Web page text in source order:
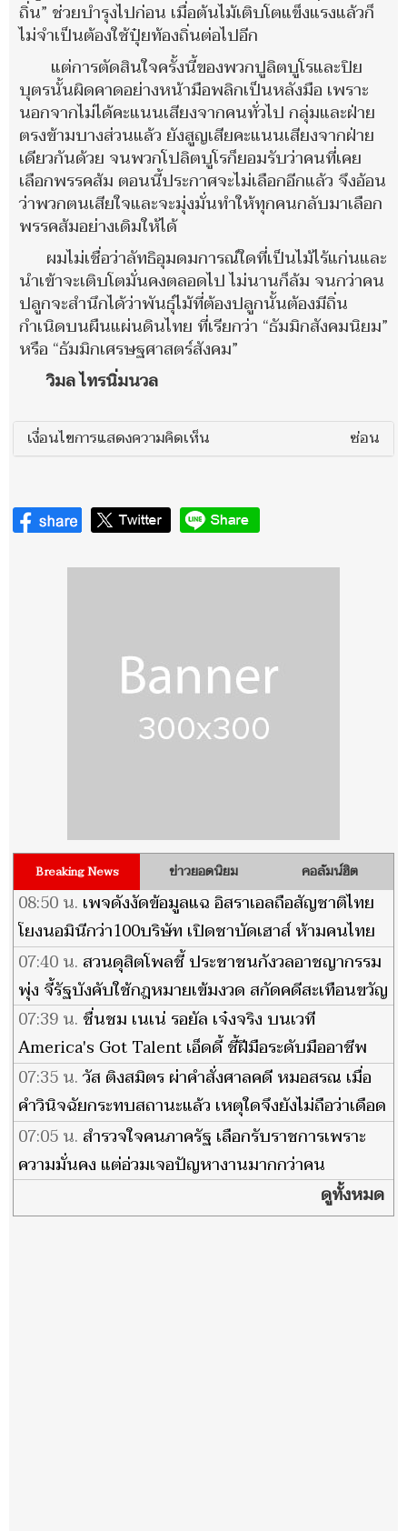
ถิ่น” ช่วยบำรุงไปก่อน เมื่อต้นไม้เติบโตแข็งแรงแล้วก็
ไม่จำเป็นต้องใช้ปุ๋ยท้องถิ่นต่อไปอีก
แต่การตัดสินใจครั้งนี้ของพวกปูลิตบูโรและปิย
บุตรนั้นผิดคาดอย่างหน้ามือพลิกเป็นหลังมือ เพราะ
นอกจากไม่ได้คะแนนเสียงจากคนทั่วไป กลุ่มและฝ่าย
ตรงข้ามบางส่วนแล้ว ยังสูญเสียคะแนนเสียงจากฝ่าย
เดียวกันด้วย จนพวกโปลิตบูโรก็ยอมรับว่าคนที่เคย
เลือกพรรคส้ม ตอนนี้ประกาศจะไม่เลือกอีกแล้ว จึงอ้อน
ว่าพวกตนเสียใจและจะมุ่งมั่นทำให้ทุกคนกลับมาเลือก
พรรคส้มอย่างเดิมให้ได้
ผมไม่เชื่อว่าลัทธิอุมดมการณ์ใดที่เป็นไม้ไร้แก่นและ
นำเข้าจะเติบโตมั่นคงตลอดไป ไม่นานก็ล้ม จนกว่าคน
ปลูกจะสำนึกได้ว่าพันธุ์ไม้ที่ต้องปลูกนั้นต้องมีถิ่น
กำเนิดบนผืนแผ่นดินไทย ที่เรียกว่า “ธัมมิกสังคมนิยม”
หรือ “ธัมมิกเศรษฐศาสตร์สังคม”
วิมล ไทรนิ่มนวล
เงื่อนไขการแสดงความคิดเห็น ซ่อน
Breaking News ข่าวยอดนิยม คอลัมน์ฮิต
08:50 น. เพจดังงัดข้อมูลแฉ อิสราเอลถือสัญชาติไทย
โยงนอมินีกว่า100บริษัท เปิดชาบัดเฮาส์ ห้ามคนไทย
เข้า
07:40 น. สวนดุสิตโพลชี้ ประชาชนกังวลอาชญากรรม
พุ่ง จี้รัฐบังคับใช้กฎหมายเข้มงวด สกัดคดีสะเทือนขวัญ
07:39 น. ชื่นชม เนเน่ รอยัล เจ๋งจริง บนเวที
America's Got Talent เอ็ดดี้ ชี้ฝีมือระดับมืออาชีพ
สมฉายาร็อกสตาร์ตัวจริง
07:35 น.วัส ติงสมิตร ผ่าคำสั่งศาลคดี หมอสรณ เมื่อ
คำวินิจฉัยกระทบสถานะแล้ว เหตุใดจึงยังไม่ถือว่าเดือด
ร้อนเสียหาย?
07:05 น. สำรวจใจคนภาครัฐ เลือกรับราชการเพราะ
ความมั่นคง แต่อ่วมเจอปัญหางานมากกว่าคน
ดูทั้งหมด